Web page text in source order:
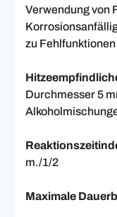
Verwendung von
zu
Durchmesser 5
m./1/2
Maximale